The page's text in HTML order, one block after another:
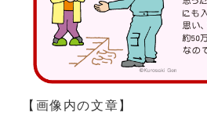
【画像内の文章】